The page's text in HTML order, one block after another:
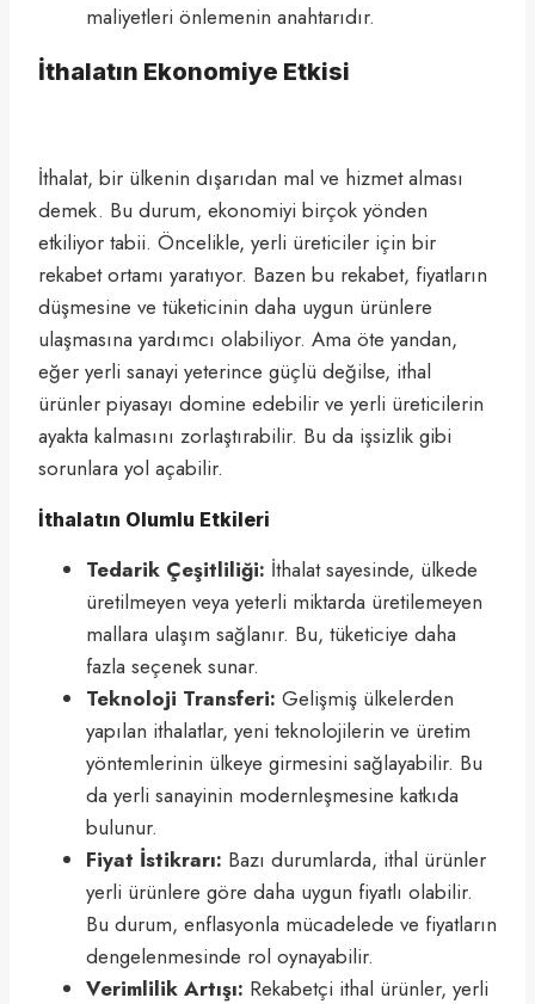
maliyetleri önlemenin anahtarıdır.
İthalatın Ekonomiye Etkisi
İthalat, bir ülkenin dışarıdan mal ve hizmet alması
demek. Bu durum, ekonomiyi birçok yönden
etkiliyor tabii. Öncelikle, yerli üreticiler için bir
rekabet ortamı yaratıyor. Bazen bu rekabet, fiyatların
düşmesine ve tüketicinin daha uygun ürünlere
ulaşmasına yardımcı olabiliyor. Ama öte yandan,
eğer yerli sanayi yeterince güçlü değilse, ithal
ürünler piyasayı domine edebilir ve yerli üreticilerin
ayakta kalmasını zorlaştırabilir. Bu da işsizlik gibi
sorunlara yol açabilir.
İthalatın Olumlu Etkileri
Tedarik Çeşitliliği: İthalat sayesinde, ülkede
üretilmeyen veya yeterli miktarda üretilemeyen
mallara ulaşım sağlanır. Bu, tüketiciye daha
fazla seçenek sunar.
Teknoloji Transferi: Gelişmiş ülkelerden
yapılan ithalatlar, yeni teknolojilerin ve üretim
yöntemlerinin ülkeye girmesini sağlayabilir. Bu
da yerli sanayinin modernleşmesine katkıda
bulunur.
Fiyat İstikrarı: Bazı durumlarda, ithal ürünler
yerli ürünlere göre daha uygun fiyatlı olabilir.
Bu durum, enflasyonla mücadelede ve fiyatların
dengelenmesinde rol oynayabilir.
Verimlilik Artışı: Rekabetçi ithal ürünler, yerli